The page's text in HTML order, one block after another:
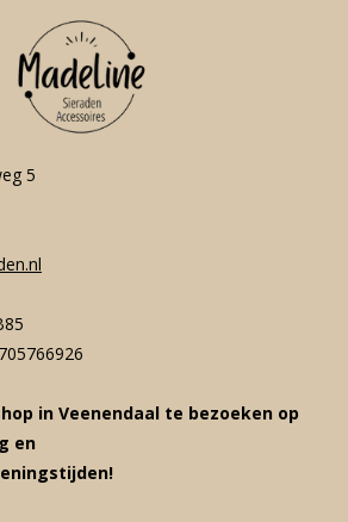
5
in Veenendaal te bezoeken op
en